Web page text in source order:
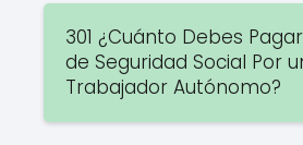
301 ¿Cuánto Debes Pagar
de Seguridad Social Por
Trabajador Autónomo?